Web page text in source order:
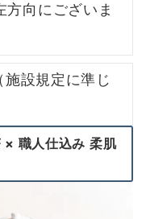
方向にございま
設規定に準じ
× 職人仕込み 柔肌